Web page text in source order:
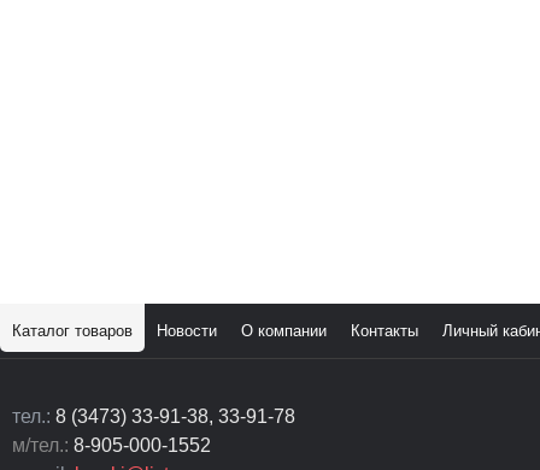
Каталог товаров Новости О компании Контакты Личный
тел.: 8 (3473) 33-91-38, 33-91-78
м/тел.: 8-905-000-1552